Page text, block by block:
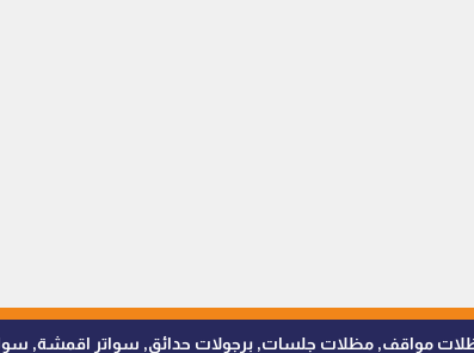
- 0538402607 © مظلات سيارات, مظلات مواقف, مظلات جلسات, برجولات